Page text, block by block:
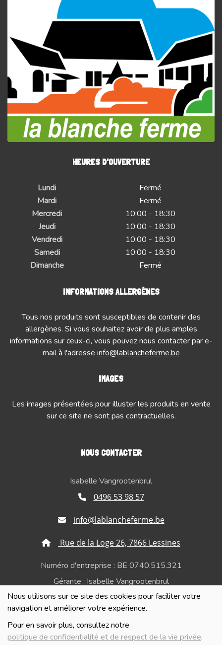
Nous utilisons sur ce site des cookies pour faciliter votre
navigation et améliorer votre expérience.
Pour en savoir plus, consultez notre
politique de confidentialité et de respect de la vie privée.
HEURES D'OUVERTURE
Lundi
Fermé
Mardi
Fermé
Mercredi
10:00 - 18:30
Jeudi
10:00 - 18:30
Vendredi
10:00 - 18:30
Samedi
10:00 - 18:30
Dimanche
Fermé
INFORMATIONS ALLERGÈNES
Tous nos produits sont susceptibles de contenir des
allergènes. Si vous souhaitez avoir de plus amples
informations sur ceux-ci, vous pouvez nous contacter par e-
mail à l'adresse info@lablancheferme.be
IMAGES
Les images présentées pour illuster les produits en vente
sur ce site ne sont pas contractuelles.
NOUS CONTACTER
Isabelle Vangrootenbrul
0496 53 98 57
info@lablancheferme.be
Rue de la Loge 26, 7866 Lessines
Numéro d'entreprise : BE 0740.515.321
Gérante : Isabelle Vangrootenbrul
Politique de confidentialité et de respect de la vie
privée